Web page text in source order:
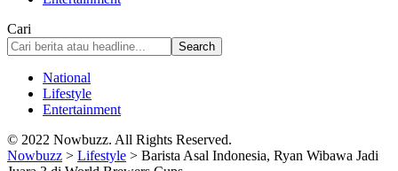
Cari
National
Lifestyle
Entertainment
© 2022 Nowbuzz. All Rights Reserved.
Nowbuzz > Lifestyle > Barista Asal Indonesia, Ryan Wibawa Jadi